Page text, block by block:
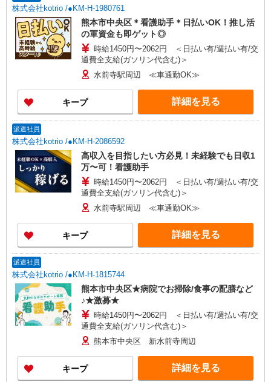
株式会社kotrio /●KM-H-1980761
熊本市中央区＊看護助手＊日払いOK！推し活
の軍資金も即ゲット◎
時給1450円〜2062円 ＜日払い有/週払い有/交
通費全支給(ガソリン代含む)＞
水前寺駅周辺 ≪車通勤OK≫
キープ 詳細を見る
派遣社員
株式会社kotrio /●KM-H-2086592
高収入を目指したい方必見！未経験でも日収1
万〜可！看護助手
時給1450円〜2062円 ＜日払い有/週払い有/交
通費全支給(ガソリン代含む)＞
水前寺駅周辺 ≪車通勤OK≫
キープ 詳細を見る
派遣社員
株式会社kotrio /●KM-H-1815744
熊本市中央区★病院でお掃除/食事の配膳など
♪★激募★
時給1450円〜2062円 ＜日払い有/週払い有/交
通費全支給(ガソリン代含む)＞
熊本市中央区 新水前寺周辺
キープ 詳細を見る